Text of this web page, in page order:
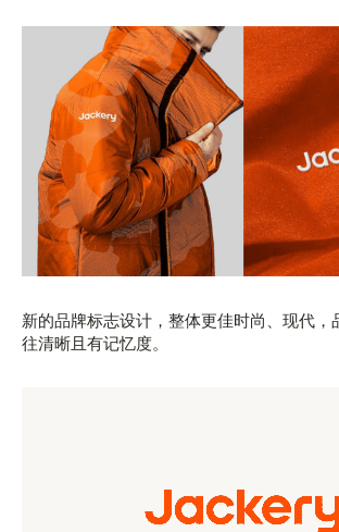
新的品牌标志设计，整体更佳时尚、现代，
往清晰且有记忆度。